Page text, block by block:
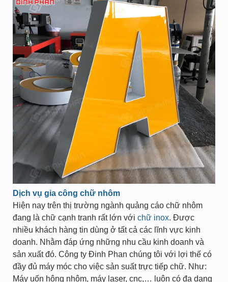
Dịch vụ gia công chữ nhôm
Hiện nay trên thị trường ngành quảng cáo chữ nhôm
đang là chữ cạnh tranh rất lớn với chữ inox. Được
nhiều khách hàng tin dùng ở tất cả các lĩnh vực kinh
doanh. Nhằm đáp ứng những nhu cầu kinh doanh và
sản xuất đó. Công ty Đinh Phan chúng tôi với lợi thế có
đầy đủ máy móc cho việc sản suất trực tiếp chữ. Như:
Máy uốn hông nhôm, máy laser, cnc,… luôn có đa dạng